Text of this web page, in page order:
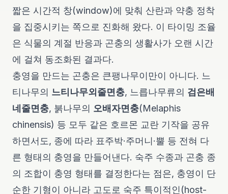
짧은 시간적 창(window)에 맞춰 산란과 약충 정착
을 집중시키는 쪽으로 진화해 왔다. 이 타이밍 조율
은 식물의 계절 반응과 곤충의 생활사가 오랜 시간
에 걸쳐 동조화된 결과다.
충영을 만드는 곤충은 큰팽나무이만이 아니다. 느
티나무의 느티나무외줄면충, 느릅나무류의 검은배
네줄면충, 붉나무의 오배자면충(Melaphis
chinensis) 등 모두 같은 호르몬 교란 기작을 공유
하면서도, 종에 따라 표주박·주머니·뿔 등 전혀 다
른 형태의 충영을 만들어낸다. 숙주 수종과 곤충 종
의 조합이 충영 형태를 결정한다는 점은, 충영이 단
순한 기형이 아니라 고도로 숙주 특이적인(host-